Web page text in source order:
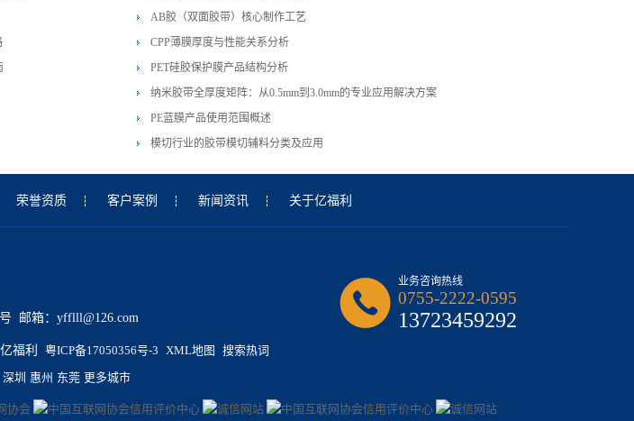
AB胶（双面胶带）核心制作工艺
CPP薄膜厚度与性能关系分析
PET硅胶保护膜产品结构分析
纳米胶带全厚度矩阵：从0.5mm到3.0mm的专业应用解决方案
PE蓝膜产品使用范围概述
模切行业的胶带模切辅料分类及应用
荣誉资质 客户案例 新闻资讯 关于亿福利
邮箱：yfflll@126.com
福利 粤ICP备17050356号-3 XML地图 搜索热词
业务咨询热线
0755-2222-0595
13723459292
深圳 惠州 东莞 更多城市